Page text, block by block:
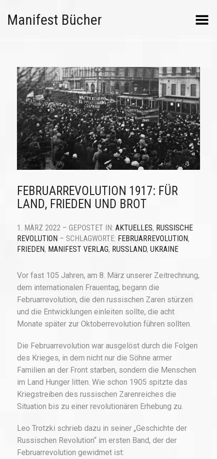
Manifest Bücher Menü umschalten
FEBRUARREVOLUTION 1917: FÜR
LAND, FRIEDEN UND BROT
1. MÄRZ 2022 – GEPOSTET IN: AKTUELLES, RUSSISCHE
REVOLUTION – SCHLAGWORTE: FEBRUARREVOLUTION,
FRIEDEN, MANIFEST VERLAG, RUSSLAND, UKRAINE
Vor fast 105 Jahren, am 8. März unserer Zeitrechnung,
dem internationalen Frauentag, begann die
Februarrevolution, die den russischen Zaren stürzen
und die Entwicklungen einleiten sollte, die acht
Monate später zur Oktoberrevolution führen sollten.
Die Februarrevolution war ausgelöst durch die Folgen
des Krieges, in dem nicht nur die Söhne armer
Familien an der Front starben, sondern die Menschen
im Land Hunger litten. Wie schon 1905 spitzte das
Kriegstreiben des russischen Zarenreiches die
Situation bis zu einer revolutionären Erhebung zu.
Leo Trotzki schrieb dazu in seiner „Geschichte der
Russischen Revolution“ im ersten Band, der der
Februarrevolution gewidmet ist: